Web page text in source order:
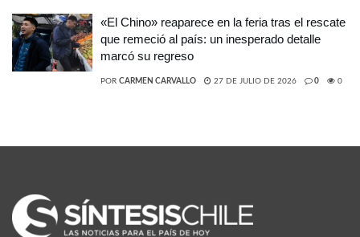
«El Chino» reaparece en la feria tras el rescate
que remeció al país: un inesperado detalle
marcó su regreso
POR CARMEN CARVALLO 27 DE JULIO DE 2026 0 0